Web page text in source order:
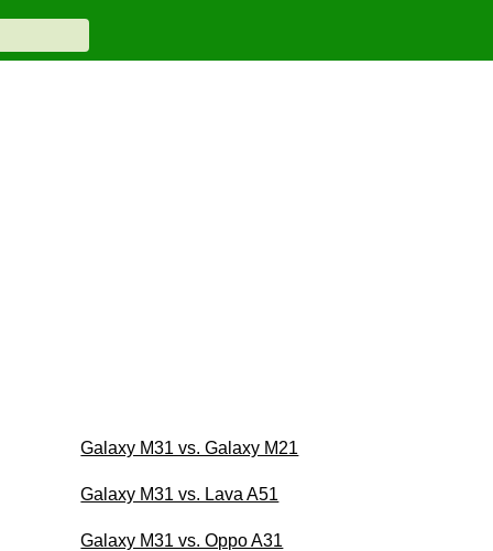
Galaxy M31 vs. Galaxy M21
Galaxy M31 vs. Lava A51
Galaxy M31 vs. Oppo A31